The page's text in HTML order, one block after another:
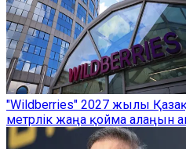
"Wildberries" 2027 жылы
метрлік жаңа қойма алаңын